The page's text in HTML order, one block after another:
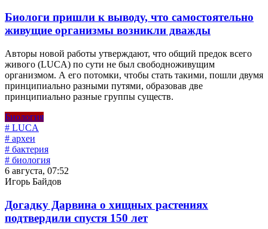
Биологи пришли к выводу, что самостоятельно
живущие организмы возникли дважды
Авторы новой работы утверждают, что общий предок всего
живого (LUCA) по сути не был свободноживущим
организмом. А его потомки, чтобы стать такими, пошли двумя
принципиально разными путями, образовав две
принципиально разные группы существ.
Биология
# LUCA
# археи
# бактерия
# биология
6 августа, 07:52
Игорь Байдов
Догадку Дарвина о хищных растениях
подтвердили спустя 150 лет